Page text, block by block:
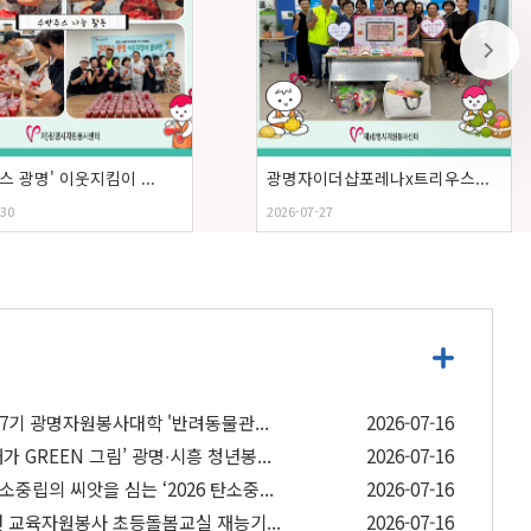
광명' 이웃지킴이 ... 광명자이더샵포레나x트리우스...
2026-07-27
광명자원봉사대학 '반려동물관...
2026-07-16
GREEN 그림’ 광명∙시흥 청년봉...
2026-07-16
중립의 씨앗을 심는 ‘2026 탄소중...
2026-07-16
육자원봉사 초등돌봄교실 재능기...
2026-07-16